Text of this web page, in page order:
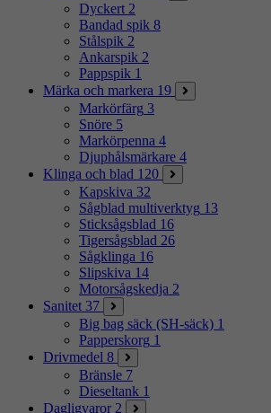
Dyckert 2
Bandad spik 8
Stålspik 2
Ankarspik 2
Pappspik 1
Märka och markera 19
Markörfärg 3
Snöre 5
Markörpenna 4
Djuphålsmärkare 4
Klinga och blad 120
Kapskiva 32
Sågblad multiverktyg 13
Sticksågsblad 16
Tigersågsblad 26
Sågklinga 16
Slipskiva 14
Motorsågskedja 2
Sanitet 37
Big bag säck (SH-säck) 1
Papperskorg 1
Drivmedel 8
Bränsle 7
Dieseltank 1
Dagligvaror 2